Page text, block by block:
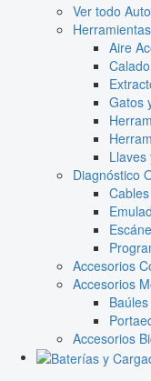
Ver todo
Aire
Gatos
Llaves
Diagnóstico
Accesorios
Accesorios
Accesorios